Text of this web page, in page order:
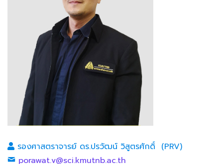
รองศาสตราจารย์ ดร.ปรวัฒน์ วิสูตรศักดิ์ (PRV)
porawat.v@sci.kmutnb.ac.th